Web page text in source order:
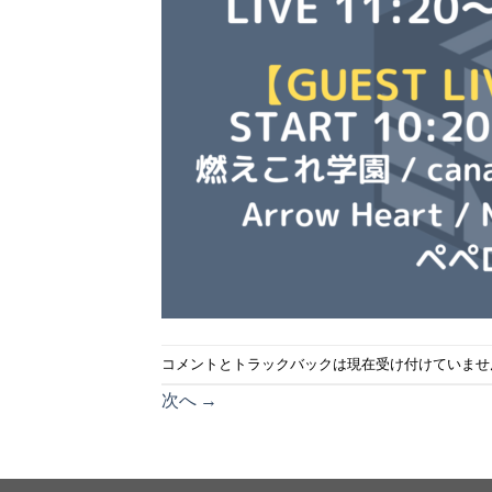
コメントとトラックバックは現在受け付けていま
次へ →